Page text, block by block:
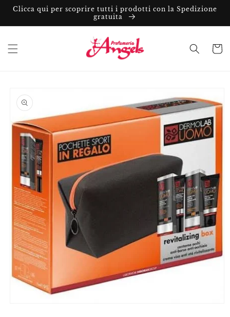
direttamente
Clicca qui per scoprire tutti i prodotti con la Spedizione
gratuita
Carrello
informazioni
sul prodotto